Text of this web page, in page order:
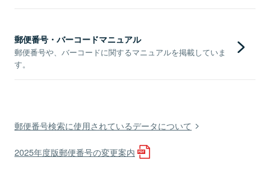
郵便番号・バーコードマニュアル
郵便番号や、バーコードに関するマニュアルを掲載していま
す。
郵便番号検索に使用されているデータについて
2025年度版郵便番号の変更案内